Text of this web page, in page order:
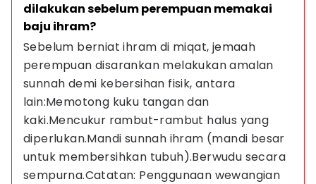
dilakukan sebelum perempuan memakai
baju ihram?
Sebelum berniat ihram di miqat, jemaah
perempuan disarankan melakukan amalan
sunnah demi kebersihan fisik, antara
lain:Memotong kuku tangan dan
kaki.Mencukur rambut-rambut halus yang
diperlukan.Mandi sunnah ihram (mandi besar
untuk membersihkan tubuh).Berwudu secara
sempurna.Catatan: Penggunaan wewangian